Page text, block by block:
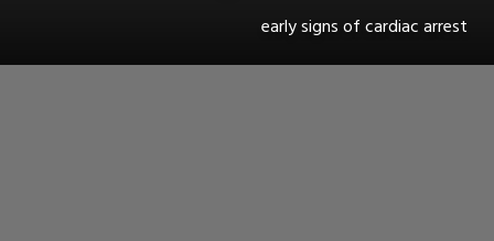
early signs of cardiac arrest